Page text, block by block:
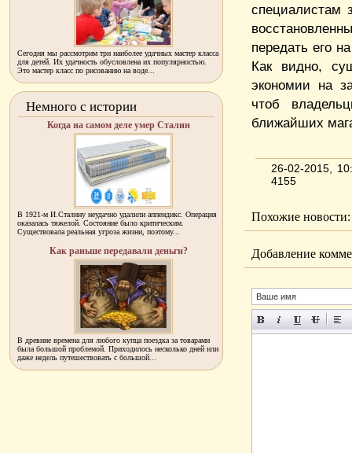
специалистам
передать его
Как видно,
экономии на
чтоб
ближайших
26-02-2015,
4155
Похожие новости:
Добавление
Сегодня мы рассмотрим три наиболее удачных мастер класса
для детей. Их удачность обусловлена их популярностью.
Это мастер класс по рисованию на воде...
Немного с истории
Когда на самом деле умер Сталин
В 1921-м И.Сталину неудачно удалили аппендикс. Операция
оказалась тяжелой. Состояние было критическим.
Существовала реальная угроза жизни, поэтому...
Как раньше передавали деньги?
В древние времена для любого купца поездка за товарами
была большой проблемой. Приходилось несколько дней или
даже недель путешествовать с большой...